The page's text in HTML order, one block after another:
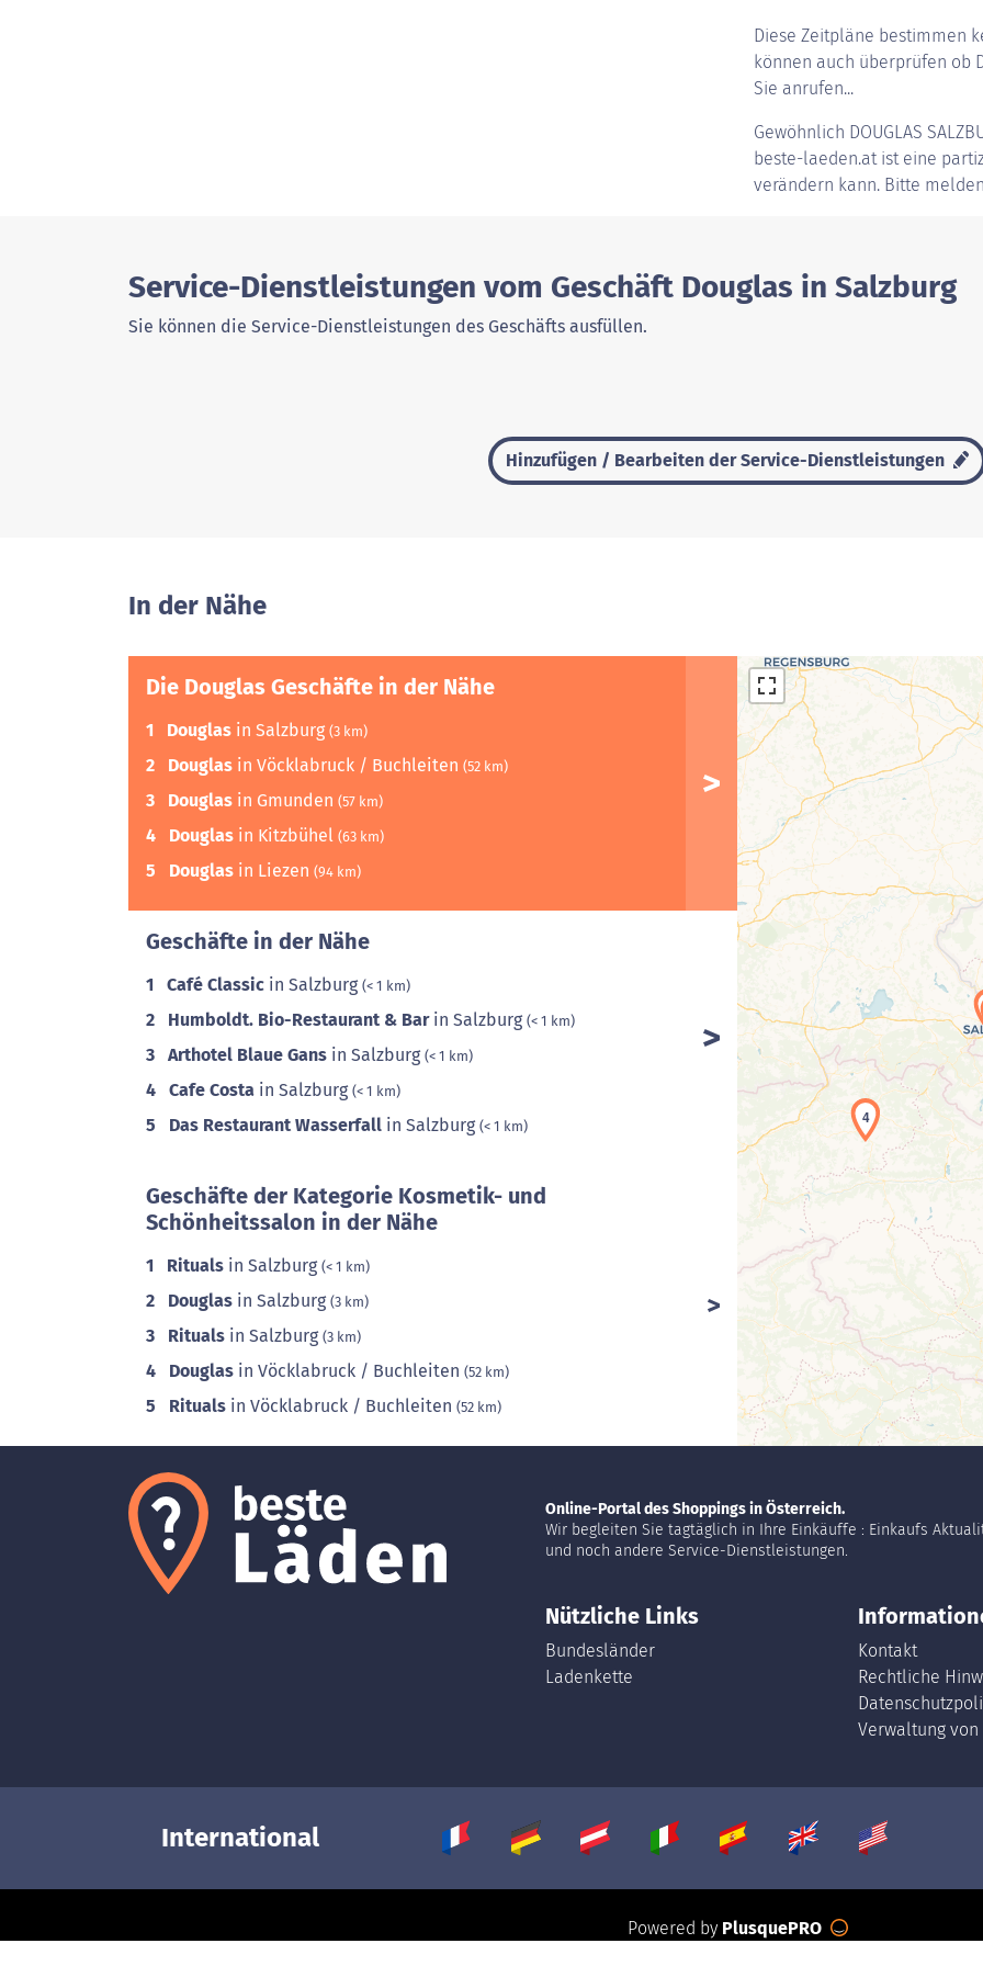
Diese Zeitpläne bestimmen
können auch überprüfen ob
Sie anrufen...
Gewöhnlich DOUGLAS
beste-laeden.at ist eine
verändern kann. Bitte
Service-Dienstleistungen vom Geschäft Douglas in Salzburg
Sie können die Service-Dienstleistungen des Geschäfts ausfüllen.
Hinzufügen / Bearbeiten der Service-Dienstleistungen
In der Nähe
Die Douglas Geschäfte in der Nähe
1 Douglas in Salzburg (3 km)
2 Douglas in Vöcklabruck / Buchleiten (52 km)
3 Douglas in Gmunden (57 km)
4 Douglas in Kitzbühel (63 km)
5 Douglas in Liezen (94 km)
Geschäfte in der Nähe
1 Café Classic in Salzburg (< 1 km)
2 Humboldt. Bio-Restaurant & Barin Salzburg (< 1 km)
3 Arthotel Blaue Gans in Salzburg (< 1 km)
4 Cafe Costa in Salzburg (< 1 km)
5 Das Restaurant Wasserfall in Salzburg (< 1 km)
Geschäfte der Kategorie Kosmetik- und
Schönheitssalon in der Nähe
1 Rituals in Salzburg (< 1 km)
2 Douglas in Salzburg (3 km)
3 Rituals in Salzburg (3 km)
4 Douglas in Vöcklabruck / Buchleiten (52 km)
5 Rituals in Vöcklabruck / Buchleiten (52 km)
4
Online-Portal des Shoppings in Österreich.
Wir begleiten Sie tagtäglich in Ihre Einkäuffe : Einkaufs
und noch andere Service-Dienstleistungen.
Nützliche Links
Bundesländer
Ladenkette
Kontakt
Rechtliche
Verwaltung von
International
Powered by PlusquePRO